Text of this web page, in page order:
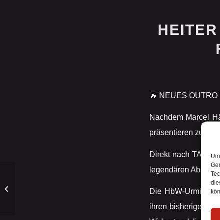
🔥 NEUES
Nachdem Marcel
präsentieren zu
Direkt nach
legendären
Die HbW-
ihren bisherigen